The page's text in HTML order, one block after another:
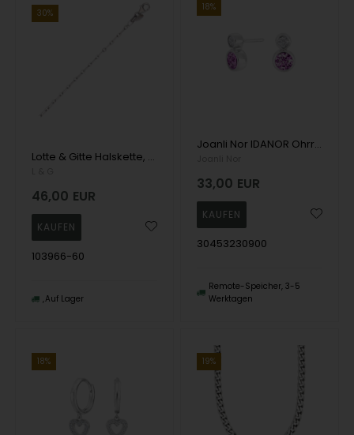
30%
Lotte & Gitte Halskette, model 103966-60
46,00 EUR
103966-60
Auf Lager
18%
Joanli Nor IDANOR Ohrringe mit weißen und rosa Zirkonen aus rhodiniertem Silber
33,00 EUR
30453230900
Remote-Speicher, 3-5
Werktagen
18% 19%